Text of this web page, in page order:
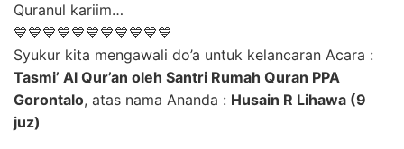
Quranul kariim…
💙💙💙💙💙💙💙💙💙💙💙
Syukur kita mengawali do’a untuk kelancaran Acara :
Tasmi’ Al Qur’an oleh Santri Rumah Quran PPA
Gorontalo, atas nama Ananda : Husain R Lihawa (9
juz)